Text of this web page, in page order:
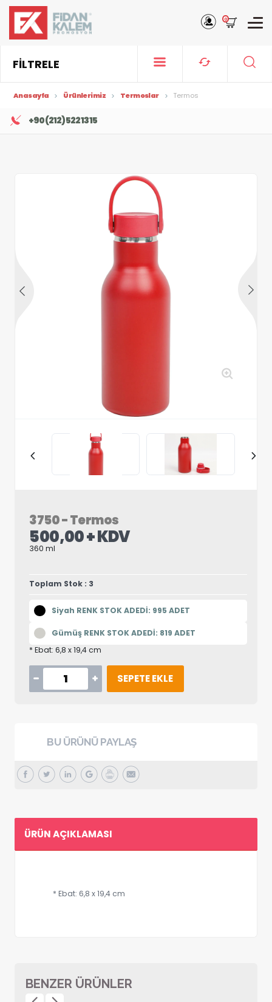
0
FİLTRELE
Anasayfa Ürünlerimiz Termoslar Termos
+90 (212) 522 13 15
3750 - Termos
500,00 + KDV
360 ml
Toplam Stok : 3
Siyah RENK STOK ADEDİ: 995 ADET
Gümüş RENK STOK ADEDİ: 819 ADET
* Ebat: 6,8 x 19,4 cm
SEPETE EKLE
BU ÜRÜNÜ PAYLAŞ
ÜRÜN AÇIKLAMASI
* Ebat: 6,8 x 19,4 cm
BENZER ÜRÜNLER